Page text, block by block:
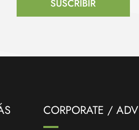
SUSCRIBIR
CORPORATE / ADV